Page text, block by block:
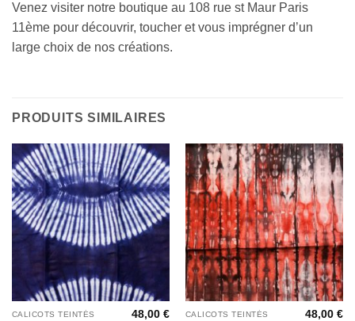
Venez visiter notre boutique au 108 rue st Maur Paris
11ème pour découvrir, toucher et vous imprégner d’un
large choix de nos créations.
PRODUITS SIMILAIRES
CALICOTS TEINTÉS 48,00€ CALICOTS TEINTÉS 48,00€